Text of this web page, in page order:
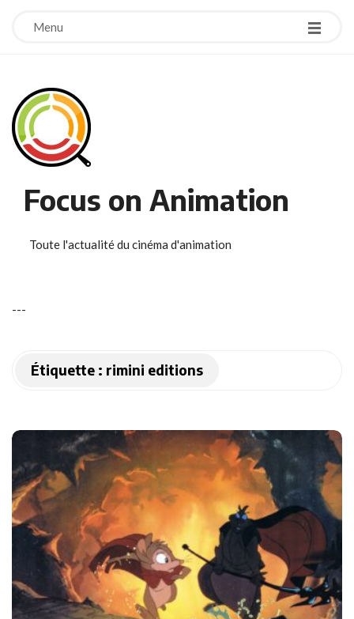
Menu
Focus on Animation
Toute l'actualité du cinéma d'animation
---
Étiquette : rimini editions